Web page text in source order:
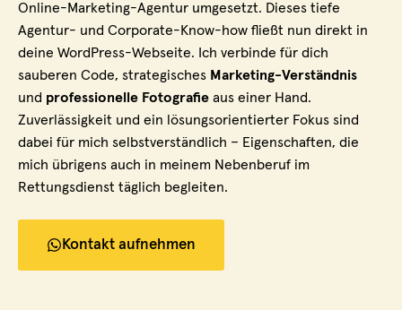
Online-Marketing-Agentur umgesetzt. Dieses tiefe
Agentur- und Corporate-Know-how fließt nun direkt in
deine WordPress-Webseite. Ich verbinde für dich
sauberen Code, strategisches Marketing-Verständnis
und professionelle Fotografie aus einer Hand.
Zuverlässigkeit und ein lösungsorientierter Fokus sind
dabei für mich selbstverständlich – Eigenschaften, die
mich übrigens auch in meinem Nebenberuf im
Rettungsdienst täglich begleiten.
Kontakt aufnehmen